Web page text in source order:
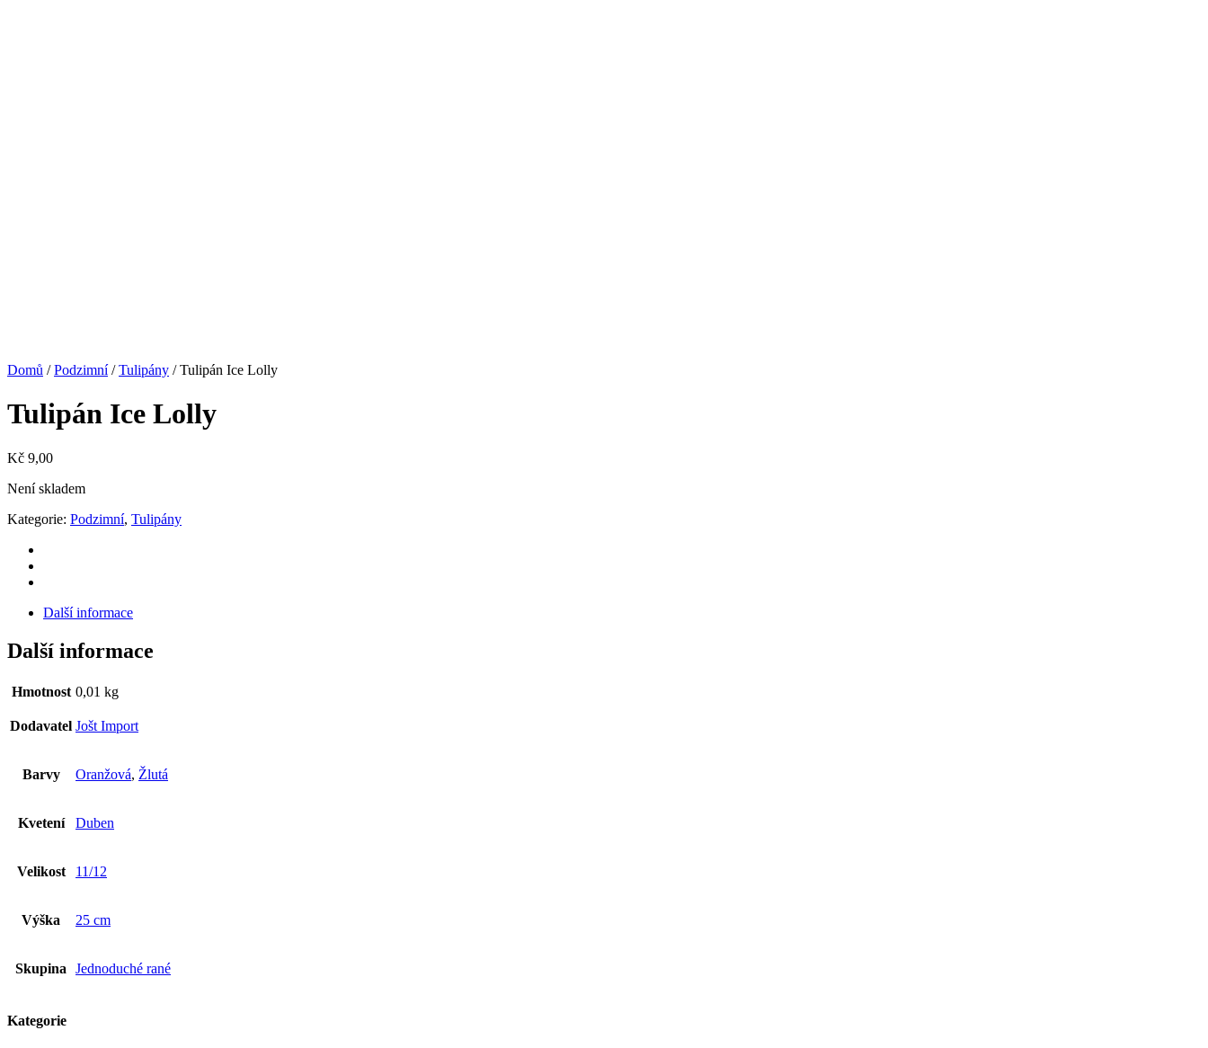
Domů /Podzimní/Tulipány / Tulipán Ice Lolly
Tulipán Ice Lolly
Kč 9,00
Není skladem
Kategorie: Podzimní, Tulipány
Další informace
Další informace
Hmotnost 0,01 kg
Dodavatel Jošt Import
Barvy Oranžová, Žlutá
Kvetení Duben
Velikost 11/12
Výška 25 cm
Skupina Jednoduché rané
Kategorie